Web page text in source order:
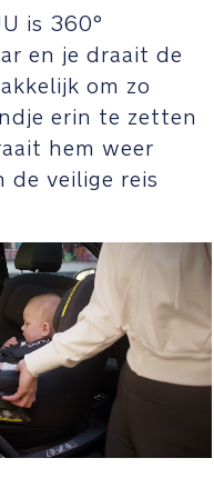
is 360°
en je draait de
om zo
erin te zetten
hem weer
de veilige reis